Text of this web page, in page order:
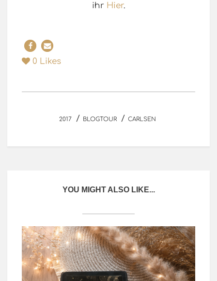
ihr Hier.
0 Likes
2017 / BLOGTOUR / CARLSEN
YOU MIGHT ALSO LIKE...